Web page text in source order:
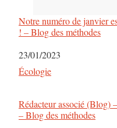
Notre numéro de janvier
! – Blog des méthodes
Date
23/01/2023
Par rapport à
Écologie
Rédacteur associé (Blog)
– Blog des méthodes